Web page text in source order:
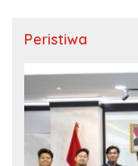
Peristiwa